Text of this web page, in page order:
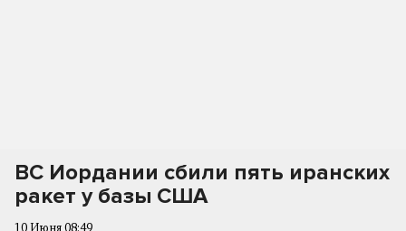
ВС Иордании сбили пять иранских
ракет у базы США